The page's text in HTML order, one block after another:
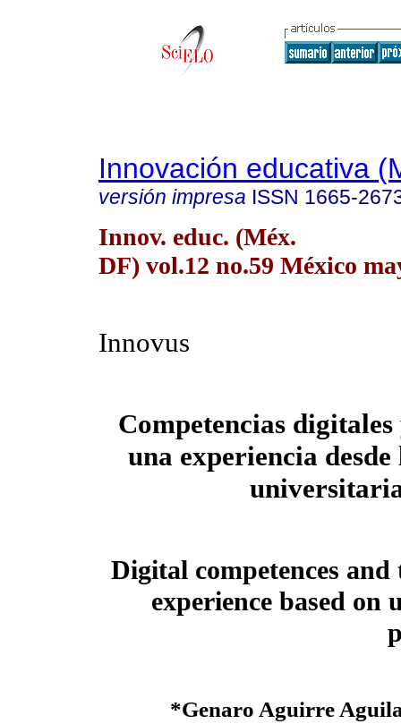
Innovación educativa
versión impresa ISSN 1665-
Innov. educ. (Méx.
DF) vol.12 no.59 México
Innovus
Competencias
una experiencia
Digital competences
experience based on
*Genaro Aguirre